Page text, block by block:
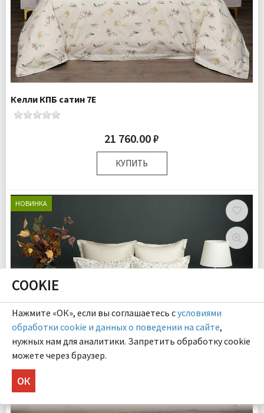
Келли КПБ сатин 7Е
21 760.00 ₽
КУПИТЬ
Комплектация:
Пододеяльники 2 шт Простыня 1 шт
Наволочки 4 шт
Ткань:
Сатин
Доставка:
Бесплатно
НОВИНКА
COOKIE
Нажмите «ОК», если вы соглашаетесь сусловиями
обработки cookie и данных о поведении на сайте,
нужных нам для аналитики. Запретить обработку cookie
можете через браузер.
ОК